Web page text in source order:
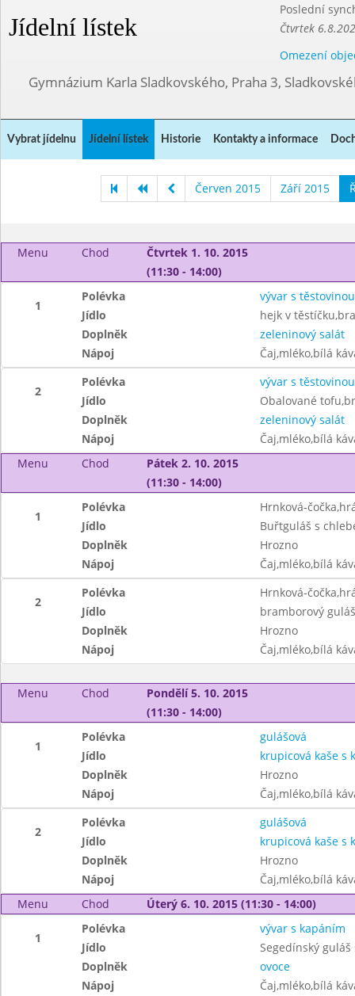
Jídelní lístek
Poslední
Čtvrtek
Omezení
Gymnázium Karla Sladkovského, Praha 3,
Vybrat jídelnu Jídelní lístek Historie Kontakty a informace
Červen 2015 Září 2015
Menu Chod
Čtvrtek 1. 10. 2015
(11:30 - 14:00)
1
Polévka
vývar s těstovinou
Jídlo
hejk v
Doplněk
zeleninový salát
Nápoj
Čaj,mléko,bílá
2
Polévka
vývar s těstovinou
Jídlo
Obalované
Doplněk
zeleninový salát
Nápoj
Čaj,mléko,bílá
Menu
Chod
Pátek 2. 10. 2015
(11:30 - 14:00)
1
Polévka
Hrnková-
Jídlo
Buřtguláš s
Doplněk
Hrozno
Nápoj
Čaj,mléko,bílá
2
Polévka
Hrnková-
Jídlo
bramborový
Doplněk
Hrozno
Nápoj
Čaj,mléko,bílá
Menu Chod
Pondělí 5. 10. 2015
(11:30 - 14:00)
1
Polévka
gulášová
Jídlo
krupicová kaše s
Doplněk
Hrozno
Nápoj
Čaj,mléko,bílá
2
Polévka
gulášová
Jídlo
krupicová kaše s
Doplněk
Hrozno
Nápoj
Čaj,mléko,bílá
Menu
Chod Úterý 6. 10. 2015 (11:30 - 14:00)
1
Polévka
vývar s kapáním
Jídlo
Segedínský
Doplněk
ovoce
Nápoj
Čaj,mléko,bílá